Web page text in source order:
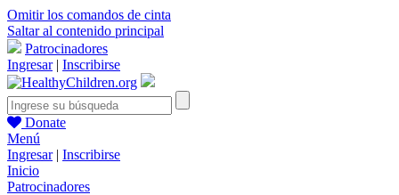
Omitir los comandos de cinta
Saltar al contenido principal
Patrocinadores
Ingresar| Inscribirse
Donate
Menú
Ingresar| Inscribirse
Inicio
Patrocinadores